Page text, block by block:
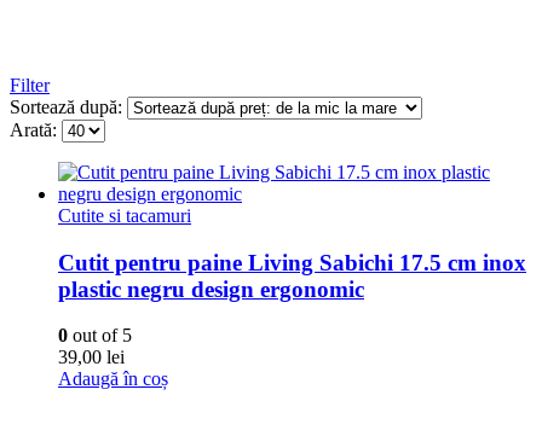
Filter
Sortează după:
Arată:
Cutite si tacamuri
Cutit pentru paine Living Sabichi 17.5 cm inox
plastic negru design ergonomic
0 out of 5
39,00 lei
Adaugă în coș